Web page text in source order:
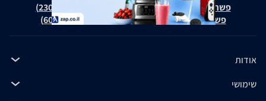
פשרה בת"צ אבנצ'יק נ' זאפ גרופ (ת"צ 23008-08-20)
פשרה בת"צ כהנים נ' זאפ גרופ (ת"צ 60371-12-19)
אודות
שימושי